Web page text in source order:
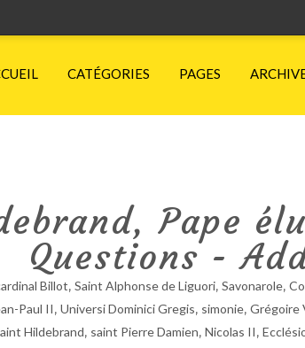
CATÉGORIES PAGES
Pape
Questions -
Billot, Saint Alphonse de Liguori, Savonarole,
Paul II, Universi Dominici Gregis, simonie, Grégoire
Hildebrand, saint Pierre Damien, Nicolas II,